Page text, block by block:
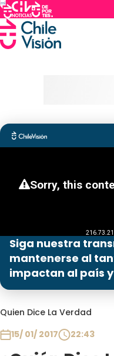
Siga nuestra
mantenerse al
impactan al país
Quien Dice La Verdad
15/ 01/ 2017
22:43
Programas
Contigo en Directo
Plan Perfecto
El Tiempo